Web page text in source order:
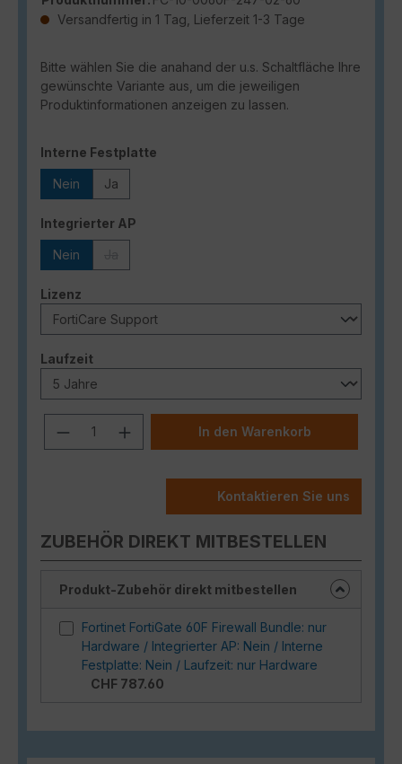
Versandfertig in 1 Tag, Lieferzeit 1-3 Tage
Bitte wählen Sie die anahand der u.s. Schaltfläche Ihre
gewünschte Variante aus, um die jeweiligen
Produktinformationen anzeigen zu lassen.
Interne Festplatte
Nein Ja
Integrierter AP
Nein
Lizenz
Laufzeitauswählen
Produkt Anzahl: Gib den
In den Warenkorb
Kontaktieren Sie uns
ZUBEHÖR DIREKT MITBESTELLEN
Produkt-Zubehör direkt mitbestellen
Fortinet FortiGate 60F Firewall Bundle: nur
Hardware / Integrierter AP: Nein / Interne
Festplatte: Nein / Laufzeit: nur Hardware
CHF 787.60